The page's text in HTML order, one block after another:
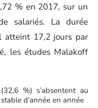
% en 2017, sur un
salariés. La durée
atteint 17,2 jours par
les études Malakoff
%) s’absentent au
d’année en année